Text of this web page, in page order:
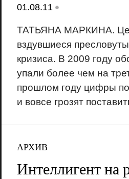
01.08.11 •
ТАТЬЯНА МАРКИНА.
вздувшиеся
кризиса. В 2009 году
упали более чем на
прошлом году цифры
и вовсе грозят
АРХИВ
Интеллигент на